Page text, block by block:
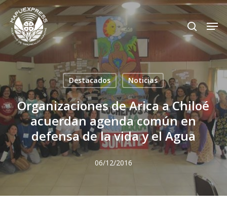
Skip
to
main
content
search
Destacados Noticias
Organizaciones de Arica a Chiloé
acuerdan agenda común en
defensa de la vida y el Agua
06/12/2016
Close
Menu